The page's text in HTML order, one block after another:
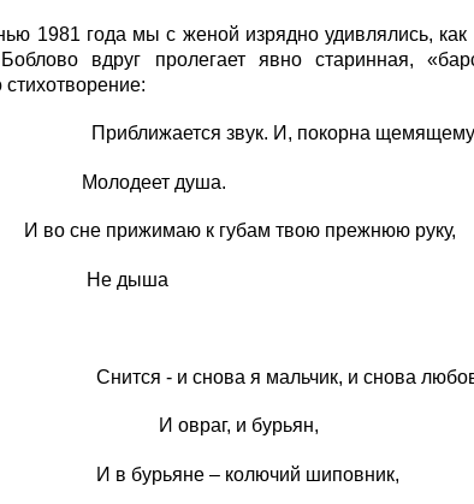
1981 года мы с женой изрядно удивлялись,
вдруг пролегает явно старинная,
стихотворение:
звук. И, покорна щемящему
душа.
прижимаю к губам твою прежнюю руку,
дыша
- и снова я мальчик, и снова
и бурьян,
– колючий шиповник,